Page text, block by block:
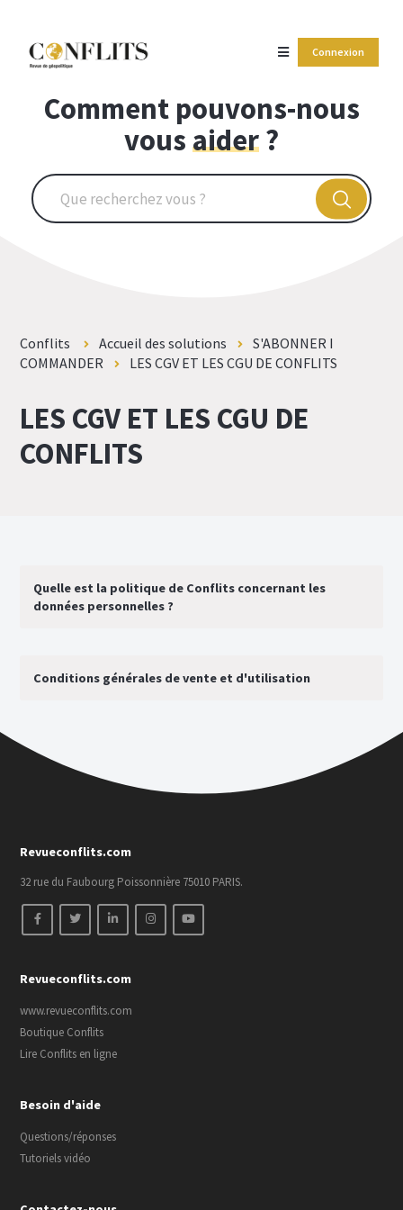
Connexion
Comment pouvons-nous
vousaider?
Conflits Accueil des solutions
S'ABONNER I
COMMANDER
LES CGV ET LES CGU DE CONFLITS
LES CGV ET LES CGU DE
CONFLITS
Quelle est la politique de Conflits concernant les
données personnelles ?
Conditions générales de vente et d'utilisation
Revueconflits.com
32 rue du Faubourg Poissonnière 75010 PARIS.
Revueconflits.com
www.revueconflits.com
Boutique Conflits
Lire Conflits en ligne
Besoin d'aide
Questions/réponses
Tutoriels vidéo